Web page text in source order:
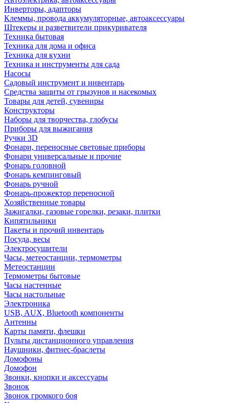
Инверторы, адапторы
Клеммы, провода аккумуляторные, автоаксессуары
Штекеры и разветвители прикуривателя
Техника бытовая
Техника для дома и офиса
Техника для кухни
Техника и инструменты для сада
Насосы
Садовый инструмент и инвентарь
Средства защиты от грызунов и насекомых
Товары для детей, сувениры
Конструкторы
Наборы для творчества, глобусы
Приборы для выжигания
Ручки 3D
Фонари, переносные световые приборы
Фонари универсальные и прочие
Фонарь головной
Фонарь кемпинговый
Фонарь ручной
Фонарь-прожектор переносной
Хозяйственные товары
Зажигалки, газовые горелки, резаки, плитки
Кипятильники
Пакеты и прочий инвентарь
Посуда, весы
Электросушители
Часы, метеостанции, термометры
Метеостанции
Термометры бытовые
Часы настенные
Часы настольные
Электроника
USB, AUX, Bluetooth компоненты
Антенны
Карты памяти, флешки
Пульты дистанционного управления
Наушники, фитнес-браслеты
Домофоны
Домофон
Звонки, кнопки и аксессуары
Звонок
Звонок громкого боя